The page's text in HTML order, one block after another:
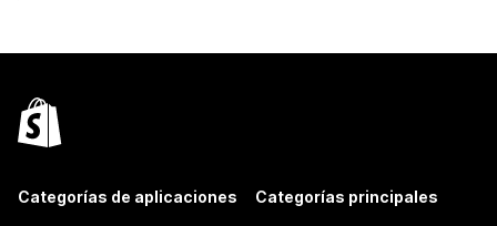
Categorías de aplicaciones Categorías principales